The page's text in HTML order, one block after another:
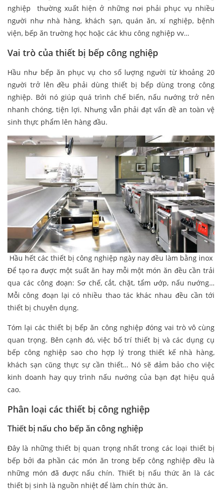
nghiệp
thường xuất hiện ở những nơi phải phục vụ nhiều
người như nhà hàng, khách sạn, quán ăn, xí nghiệp, bệnh
viện, bếp ăn trường học hoặc các khu công nghiệp vv…
Vai trò của thiết bị bếp công nghiệp
Hầu như bếp ăn phục vụ cho số lượng người từ khoảng 20
người trở lên đều phải dùng thiết bị bếp dùng trong công
nghiệp. Bởi nó giúp quá trình chế biến, nấu nướng trở nên
nhanh chóng, tiện lợi. Nhưng vẫn phải đạt vấn đề an toàn vệ
sinh thực phẩm lên hàng đầu.
Hầu hết các thiết bị công nghiệp ngày nay đều làm bằng inox
Để tạo ra được một suất ăn hay mỗi một món ăn đều cần trải
qua các công đoạn: Sơ chế, cắt, chặt, tẩm ướp, nấu nướng…
Mỗi công đoạn lại có nhiều thao tác khác nhau đều cần tới
thiết bị chuyên dụng.
Tóm lại các thiết bị bếp ăn công nghiệp đóng vai trò vô cùng
quan trọng. Bên cạnh đó, việc bố trí thiết bị và các dụng cụ
bếp công nghiệp sao cho hợp lý trong thiết kế nhà hàng,
khách sạn cũng thực sự cần thiết… Nó sẽ đảm bảo cho việc
kinh doanh hay quy trình nấu nướng của bạn đạt hiệu quả
cao.
Phân loại các thiết bị công nghiệp
Thiết bị nấu cho bếp ăn công nghiệp
Đây là những thiết bị quan trọng nhất trong các loại thiết bị
bếp bởi đa phần các món ăn trong bếp công nghiệp đều là
những món đã được nấu chín. Thiết bị nấu thức ăn là các
thiết bị sinh là nguồn nhiệt để làm chín thức ăn.